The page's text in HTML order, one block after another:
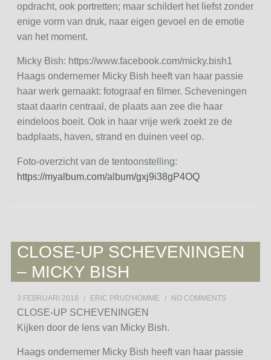
opdracht, ook portretten; maar schildert het liefst zonder
enige vorm van druk, naar eigen gevoel en de emotie
van het moment.
Micky Bish: https://www.facebook.com/micky.bish1
Haags ondernemer Micky Bish heeft van haar passie
haar werk gemaakt: fotograaf en filmer. Scheveningen
staat daarin centraal, de plaats aan zee die haar
eindeloos boeit. Ook in haar vrije werk zoekt ze de
badplaats, haven, strand en duinen veel op.
Foto-overzicht van de tentoonstelling:
https://myalbum.com/album/gxj9i38gP4OQ
CLOSE-UP SCHEVENINGEN
– MICKY BISH
3 FEBRUARI 2018 / ERIC PRUD'HOMME / NO COMMENTS
CLOSE-UP SCHEVENINGEN
Kijken door de lens van Micky Bish.
Haags ondernemer Micky Bish heeft van haar passie